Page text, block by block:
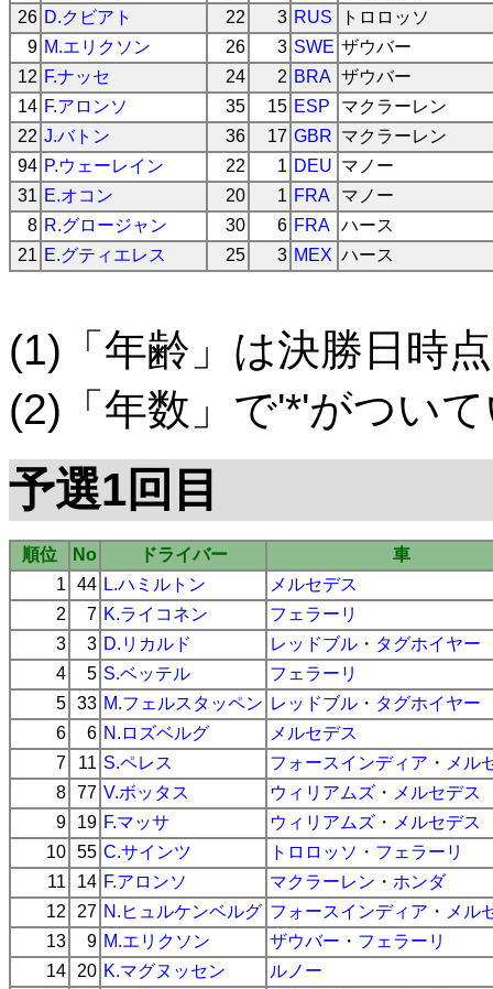
26 D.クビアト 22 3 RUS
トロロッソ
9 M.エリクソン 26 3 SWE ザウバー
12 F.ナッセ 24 2 BRA ザウバー
14 F.アロンソ 35 15 ESP
マクラーレン
22 J.バトン 36 17 GBR マクラーレン
94 P.ウェーレイン 22 1 DEU マノー
31 E.オコン 20 1 FRA
マノー
8 R.グロージャン 30 6 FRA ハース
21 E.グティエレス 25 3 MEX ハース
(1)「年齢」は決勝日時点
(2)「年数」で'*'がつい
予選1回目
順位 No ドライバー
車
1
44 L.ハミルトン
メルセデス
2
7 K.ライコネン
フェラーリ
3
3 D.リカルド レッドブル ・ タグホイヤー
4
5 S.ベッテル
フェラーリ
5 33 M.フェルスタッペン レッドブル ・ タグホイヤー
6
6 N.ロズベルグ
メルセデス
7
11 S.ペレス フォースインディア ・ メル
8 77 V.ボッタス ウィリアムズ ・ メルセデス
9
19 F.マッサ ウィリアムズ ・ メルセデス
10 55 C.サインツ トロロッソ ・ フェラーリ
11
14 F.アロンソ マクラーレン ・ ホンダ
12
27 N.ヒュルケンベルグ フォースインディア ・ メル
13
9 M.エリクソン ザウバー ・ フェラーリ
14
20 K.マグヌッセン
ルノー